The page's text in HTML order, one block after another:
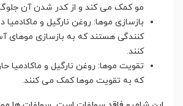
مو کمک می کند و از کدر شدن آن
بازسازی موها: روغن نارگیل و ماکادمیا
کنندگی هستند که به بازسازی
کنند.
تقویت موها: روغن نارگیل و ماکادمیا
که به تقویت موها کمک می کنند.